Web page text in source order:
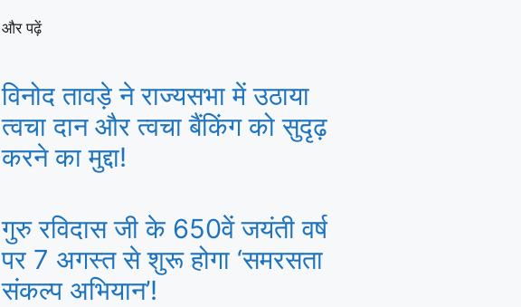
और पढ़ें
विनोद तावड़े ने राज्यसभा में उठाया
त्वचा दान और त्वचा बैंकिंग को सुदृढ़
करने का मुद्दा!
गुरु रविदास जी के 650वें जयंती वर्ष
पर 7 अगस्त से शुरू होगा ‘समरसता
संकल्प अभियान’!